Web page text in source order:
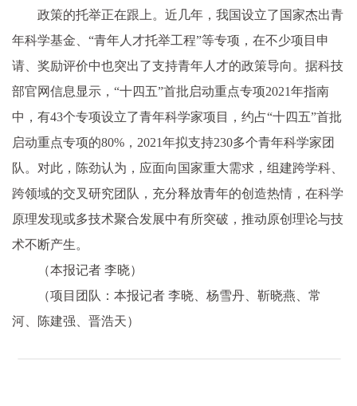
政策的托举正在跟上。近几年，我国设立了国家杰出青
年科学基金、“青年人才托举工程”等专项，在不少项目申
请、奖励评价中也突出了支持青年人才的政策导向。据科技
部官网信息显示，“十四五”首批启动重点专项2021年指南
中，有43个专项设立了青年科学家项目，约占“十四五”首批
启动重点专项的80%，2021年拟支持230多个青年科学家团
队。对此，陈劲认为，应面向国家重大需求，组建跨学科、
跨领域的交叉研究团队，充分释放青年的创造热情，在科学
原理发现或多技术聚合发展中有所突破，推动原创理论与技
术不断产生。
（本报记者 李晓）
（项目团队：本报记者 李晓、杨雪丹、靳晓燕、常
河、陈建强、晋浩天）